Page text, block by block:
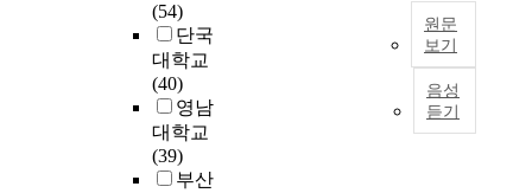
(54)
단국
대학교
(40)
영남
대학교
(39)
부산
원문
보기
음성
듣기